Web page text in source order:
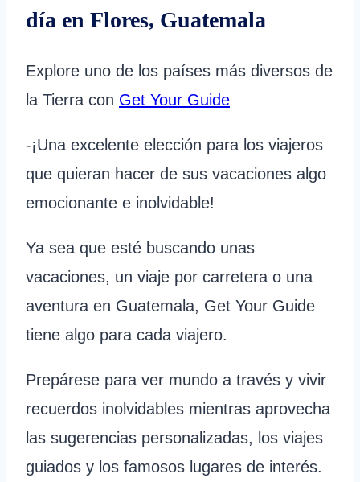
día en Flores, Guatemala
Explore uno de los países más diversos de
la Tierra con Get Your Guide
-¡Una excelente elección para los viajeros
que quieran hacer de sus vacaciones algo
emocionante e inolvidable!
Ya sea que esté buscando unas
vacaciones, un viaje por carretera o una
aventura en Guatemala, Get Your Guide
tiene algo para cada viajero.
Prepárese para ver mundo a través y vivir
recuerdos inolvidables mientras aprovecha
las sugerencias personalizadas, los viajes
guiados y los famosos lugares de interés.